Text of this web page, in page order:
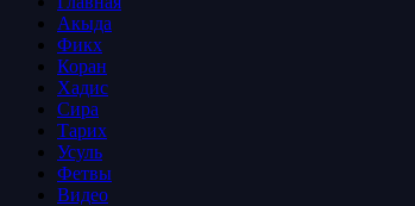
Акыда
Фикх
Коран
Хадис
Сира
Тарих
Усуль
Фетвы
Видео